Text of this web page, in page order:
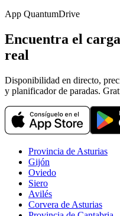
App QuantumDrive
Encuentra el
real
Disponibilidad en directo,
y planificador de paradas.
Provincia de Asturias
Gijón
Oviedo
Siero
Avilés
Corvera de Asturias